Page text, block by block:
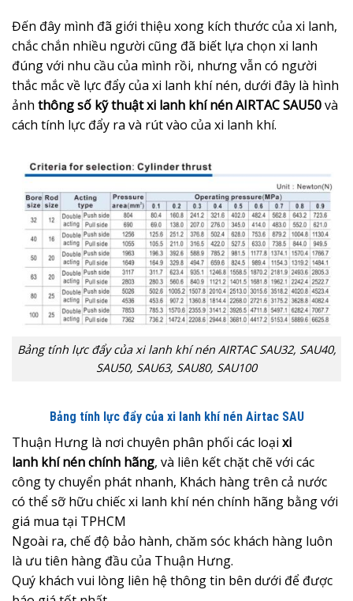
Đến đây mình đã giới thiệu xong kích thước của xi lanh,
chắc chắn nhiều người cũng đã biết lựa chọn xi lanh
đúng với nhu cầu của mình rồi, nhưng vẫn có người
thắc mắc về lực đẩy của xi lanh khí nén, dưới đây là hình
ảnh thông số kỹ thuật xi lanh khí nén AIRTAC SAU50và
cách tính lực đẩy ra và rút vào của xi lanh khí.
Bảng tính lực đẩy của xi lanh khí nén AIRTAC SAU32, SAU40,
SAU50, SAU63, SAU80, SAU100
Bảng tính lực đẩy của xi lanh khí nén Airtac SAU
Thuận Hưng là nơi chuyên phân phối các loại xi
lanh khí nén chính hãng, và liên kết chặt chẽ với các
công ty chuyển phát nhanh, Khách hàng trên cả nước
có thể sỡ hữu chiếc xi lanh khí nén chính hãng bằng với
giá mua tại TPHCM
Ngoài ra, chế độ bảo hành, chăm sóc khách hàng luôn
là ưu tiên hàng đầu của Thuận Hưng.
Quý khách vui lòng liên hệ thông tin bên dưới để được